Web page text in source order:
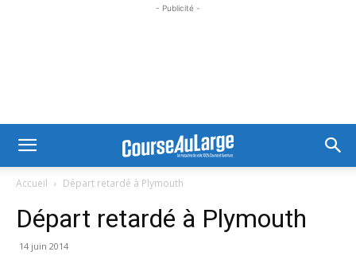
- Publicité -
Accueil Départ retardé à Plymouth
Départ retardé à Plymouth
14 juin 2014